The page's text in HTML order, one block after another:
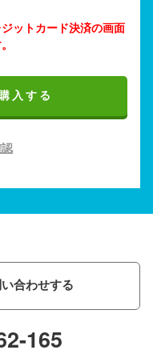
ットカード決済の画面
入する
合わせする
165